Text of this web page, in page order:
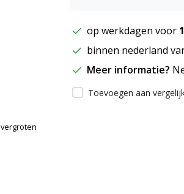
op werkdagen voor
binnen nederland
Meer informatie?
Toevoegen aan